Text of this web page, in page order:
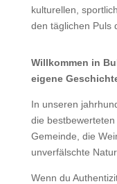
kulturellen,
den täglichen Puls
Willkommen in
eigene
In unseren
die
Gemeinde, die
unverfälschte
Wenn du